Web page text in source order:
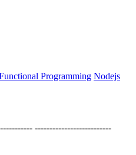
Programming Nodejs
--------------------------